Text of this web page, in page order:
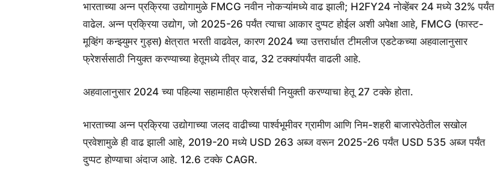
भारताच्या अन्न प्रक्रिया उद्योगामुळे FMCG नवीन नोकऱ्यांमध्ये वाढ झाली; H2FY24 नोव्हेंबर 24 मध्ये 32% पर्यंत
वाढेल. अन्न प्रक्रिया उद्योग, जो 2025-26 पर्यंत त्याचा आकार दुप्पट होईल अशी अपेक्षा आहे, FMCG (फास्ट-
मूव्हिंग कन्झ्युमर गुड्स) क्षेत्रात भरती वाढवेल, कारण 2024 च्या उत्तरार्धात टीमलीज एडटेकच्या अहवालानुसार
फ्रेशर्ससाठी नियुक्त करण्याच्या हेतूमध्ये तीव्र वाढ, 32 टक्क्यांपर्यंत वाढली आहे.
अहवालानुसार 2024 च्या पहिल्या सहामाहीत फ्रेशर्सची नियुक्ती करण्याचा हेतू 27 टक्के होता.
भारताच्या अन्न प्रक्रिया उद्योगाच्या जलद वाढीच्या पार्श्वभूमीवर ग्रामीण आणि निम-शहरी बाजारपेठेतील सखोल
प्रवेशामुळे ही वाढ झाली आहे, 2019-20 मध्ये USD 263 अब्ज वरून 2025-26 पर्यंत USD 535 अब्ज पर्यंत
दुप्पट होण्याचा अंदाज आहे. 12.6 टक्के CAGR.